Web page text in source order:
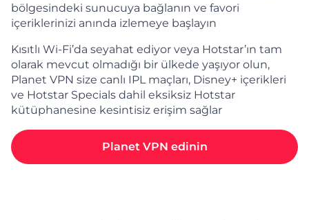
bölgesindeki sunucuya bağlanın ve favori
içeriklerinizi anında izlemeye başlayın
Kısıtlı Wi-Fi’da seyahat ediyor veya Hotstar’ın tam
olarak mevcut olmadığı bir ülkede yaşıyor olun,
Planet VPN size canlı IPL maçları, Disney+ içerikleri
ve Hotstar Specials dahil eksiksiz Hotstar
kütüphanesine kesintisiz erişim sağlar
Planet VPN edinin